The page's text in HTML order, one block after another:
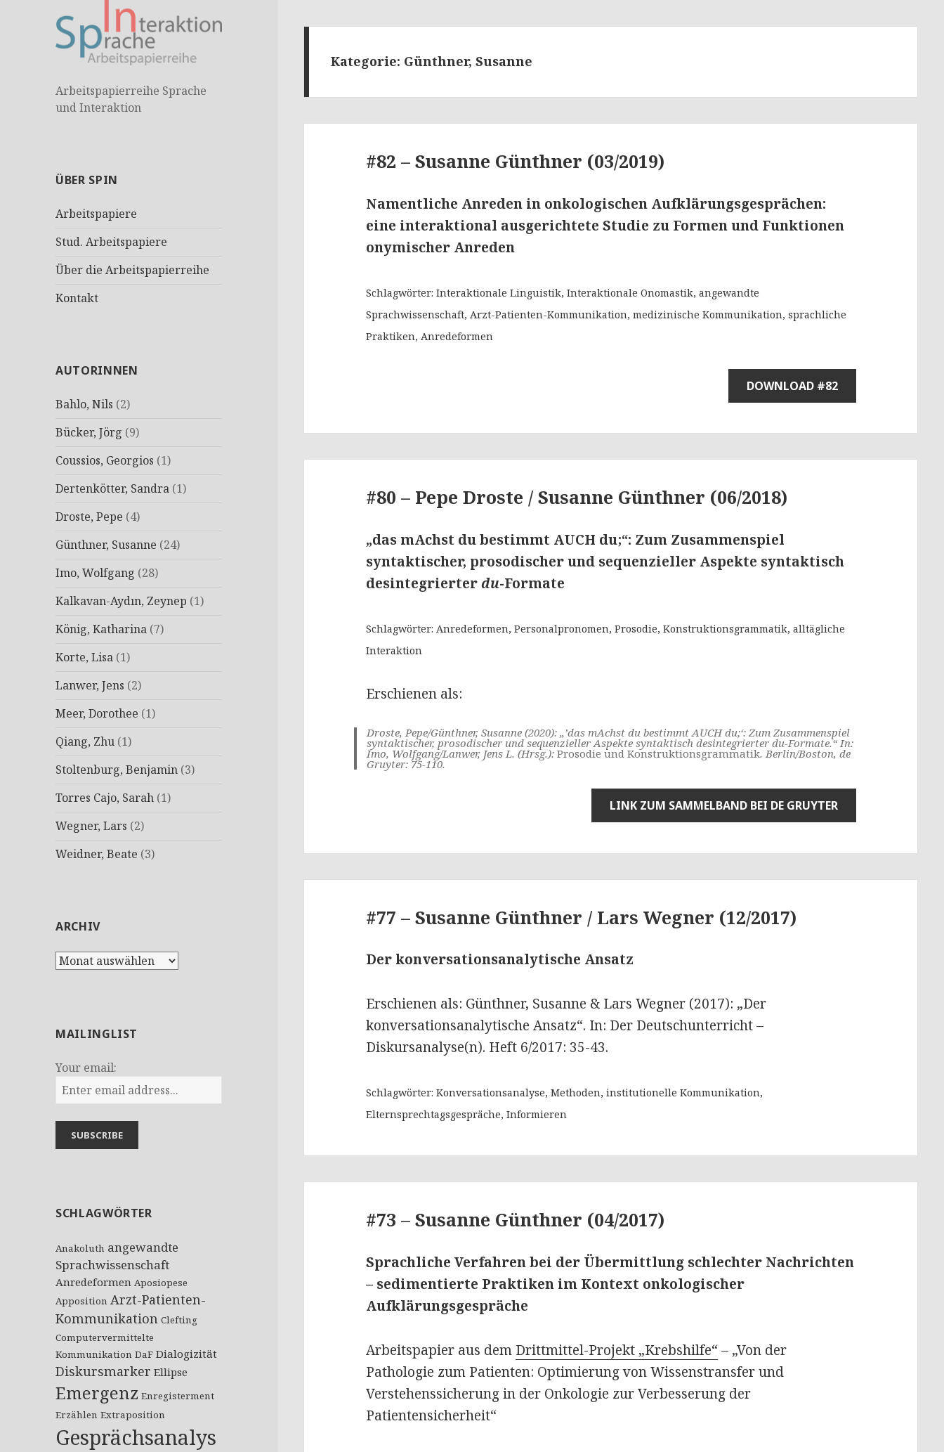
Arbeitspapierreihe Sprache
und Interaktion
ÜBER SPIN
Arbeitspapiere
Stud. Arbeitspapiere
Über die Arbeitspapierreihe
Kontakt
AUTORINNEN
Bahlo, Nils (2)
Bücker, Jörg (9)
Coussios, Georgios (1)
Dertenkötter, Sandra (1)
Droste, Pepe (4)
Günthner, Susanne (24)
Imo, Wolfgang (28)
Kalkavan-Aydın, Zeynep (1)
König, Katharina (7)
Korte, Lisa (1)
Lanwer, Jens (2)
Meer, Dorothee (1)
Qiang, Zhu (1)
Stoltenburg, Benjamin (3)
Torres Cajo, Sarah (1)
Wegner, Lars (2)
Weidner, Beate (3)
ARCHIV
A
i
MAILINGLIST
Your email:
SCHLAGWÖRTER
Anakoluth angewandte
Sprachwissenschaft
Anredeformen Aposiopese
Apposition Arzt-Patienten-
Kommunikation Clefting
Computervermittelte
Kommunikation DaF Dialogizität
Diskursmarker Ellipse
Emergenz Enregisterment
Erzählen Extraposition
Gesprächsanalys
Kategorie: Günthner, Susanne
#82 – Susanne Günthner (03/2019)
Namentliche Anreden in onkologischen Aufklärungsgesprächen:
eine interaktional ausgerichtete Studie zu Formen und Funktionen
onymischer Anreden
Schlagwörter: Interaktionale Linguistik, Interaktionale Onomastik, angewandte
Sprachwissenschaft, Arzt-Patienten-Kommunikation, medizinische Kommunikation, sprachliche
Praktiken, Anredeformen
DOWNLOAD #82
#80 – Pepe Droste / Susanne Günthner (06/2018)
„das mAchst du bestimmt AUCH du;“: Zum Zusammenspiel
syntaktischer, prosodischer und sequenzieller Aspekte syntaktisch
desintegrierterdu-Formate
Schlagwörter: Anredeformen, Personalpronomen, Prosodie, Konstruktionsgrammatik, alltägliche
Interaktion
Erschienen als:
Droste, Pepe/Günthner, Susanne (2020): „’das mAchst du bestimmt AUCH du;‘: Zum Zusammenspiel
syntaktischer, prosodischer und sequenzieller Aspekte syntaktisch desintegrierter du-Formate.“ In:
Imo, Wolfgang/Lanwer, Jens L. (Hrsg.): Prosodie und Konstruktionsgrammatik. Berlin/Boston, de
Gruyter: 75-110.
LINK ZUM SAMMELBAND BEI DE GRUYTER
#77 – Susanne Günthner / Lars Wegner (12/2017)
Der konversationsanalytische Ansatz
Erschienen als: Günthner, Susanne & Lars Wegner (2017): „Der
konversationsanalytische Ansatz“. In: Der Deutschunterricht –
Diskursanalyse(n). Heft 6/2017: 35-43.
Schlagwörter: Konversationsanalyse, Methoden, institutionelle Kommunikation,
Elternsprechtagsgespräche, Informieren
#73 – Susanne Günthner (04/2017)
Sprachliche Verfahren bei der Übermittlung schlechter Nachrichten
– sedimentierte Praktiken im Kontext onkologischer
Aufklärungsgespräche
Arbeitspapier aus dem Drittmittel-Projekt „Krebshilfe“– „Von der
Pathologie zum Patienten: Optimierung von Wissenstransfer und
Verstehenssicherung in der Onkologie zur Verbesserung der
Patientensicherheit“